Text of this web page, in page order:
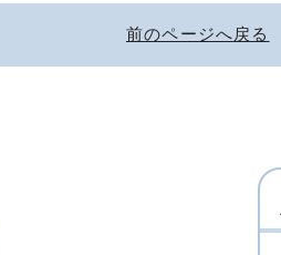
前のページへ戻る